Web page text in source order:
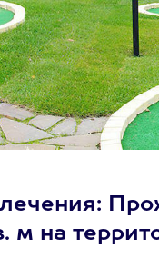
на